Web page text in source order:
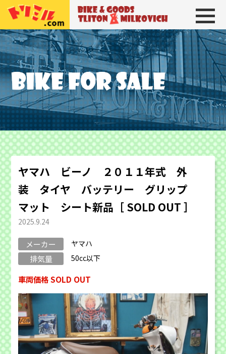
トリトン＆ミルコビッチ BIKE＆
ヤマハ ビーノ ２０１１年式 外
装 タイヤ バッテリー グリップ
マット シート新品［ SOLD OUT ］
2025.9.24
メーカー ヤマハ
排気量 50cc以下
車両価格 SOLD OUT